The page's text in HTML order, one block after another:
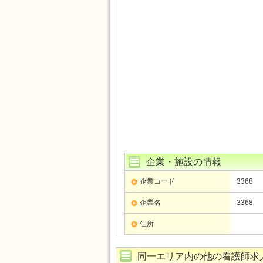
企業・施設の情報
企業コード 3368
企業名 3368
住所
同一エリア内の他の看護師求